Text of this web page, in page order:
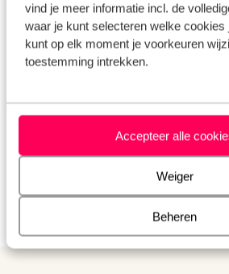
vind je meer informatie incl. de
waar je kunt selecteren welke cookies
kunt op elk moment je voorkeuren
toestemming intrekken.
Accepteer alle
Weiger
Beheren
Fam Vermeulen
'Geweldige ervaring met
communicatie,
alles perfect geregeld.
vaker mee boeken!'